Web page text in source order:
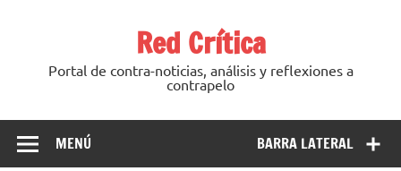
Red Crítica
Portal de contra-noticias, análisis y reflexiones a
contrapelo
BARRA LATERAL
MENÚ